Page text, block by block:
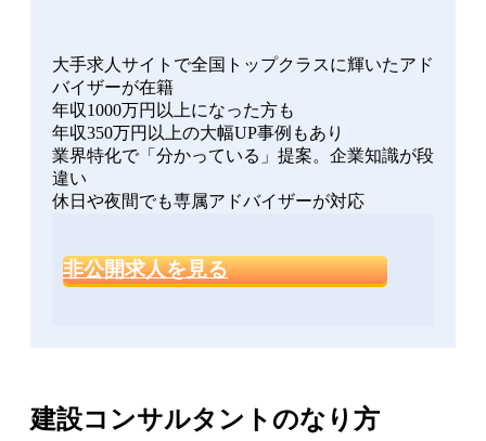
大手求人サイトで全国トップクラスに輝いたアド
バイザーが在籍
年収1000万円以上になった方も
年収350万円以上の大幅UP事例もあり
業界特化で「分かっている」提案。企業知識が段
違い
休日や夜間でも専属アドバイザーが対応
非公開求人を見る
建設コンサルタントのなり方